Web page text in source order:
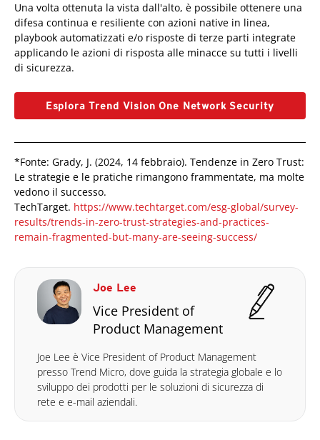
Una volta ottenuta la vista dall'alto, è possibile ottenere una
difesa continua e resiliente con azioni native in linea,
playbook automatizzati e/o risposte di terze parti integrate
applicando le azioni di risposta alle minacce su tutti i livelli
di sicurezza.
Esplora Trend Vision One Network Security
*Fonte: Grady, J. (2024, 14 febbraio). Tendenze in Zero Trust:
Le strategie e le pratiche rimangono frammentate, ma molte
vedono il successo.
TechTarget. https://www.techtarget.com/esg-global/survey-
results/trends-in-zero-trust-strategies-and-practices-
remain-fragmented-but-many-are-seeing-success/
Joe Lee
Vice President of
Product Management
Joe Lee è Vice President of Product Management
presso Trend Micro, dove guida la strategia globale e lo
sviluppo dei prodotti per le soluzioni di sicurezza di
rete e e-mail aziendali.